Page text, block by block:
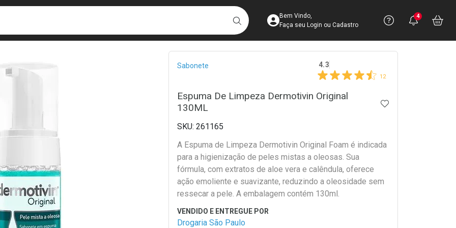
BUSCARAcesse sua Conta
Bem Vindo,
Faça seu Login ou Cadastro
Precisa
Ver Recursos
Você
4
Breadcrumb
Sabonete 4.3
12
Espuma De Limpeza Dermotivin Original
130ML
ADICIONAR AOS
261165
A Espuma de Limpeza Dermotivin Original Foam é indicada
para a higienização de peles mistas a oleosas. Sua
fórmula, com extratos de aloe vera e calêndula, oferece
ação emoliente e suavizante, reduzindo a oleosidade sem
ressecar a pele. A embalagem contém 130ml.
Drogaria São Paulo